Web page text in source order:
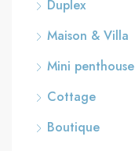
Duplex
Maison & Villa
Mini penthouse
Cottage
Boutique